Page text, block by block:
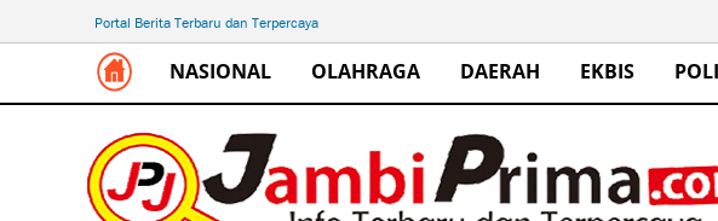
Portal Berita Terbaru dan Terpercaya
NASIONAL OLAHRAGA DAERAH EKBIS